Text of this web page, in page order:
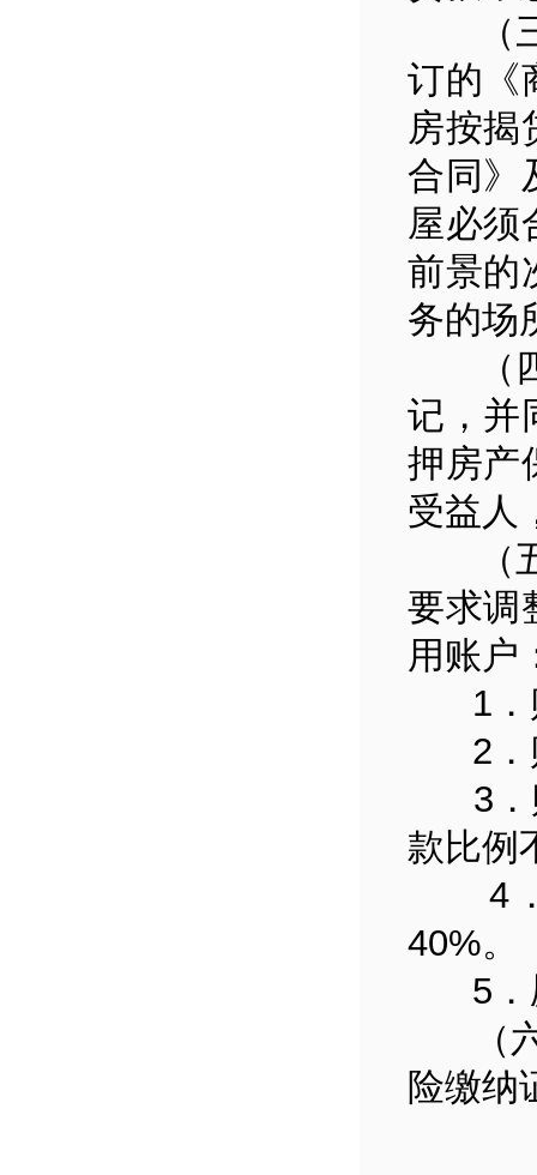
（三
订的《
房按揭
合同》
屋必须
前景的
务的场
（四
记，并
押房产
受益人
（五
要求调
用账户
1．
2．
3．
款比例
4．
40%。
5．
（六
险缴纳